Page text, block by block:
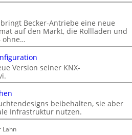
Becker-Antriebe eine neue
auf den Markt, die Rollläden und
ohne…
Version seiner KNX-
beibehalten, sie aber
Infrastruktur nutzen.
Lahn